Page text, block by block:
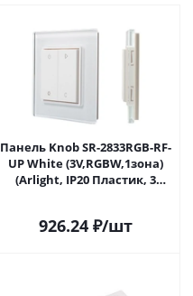
Панель Knob SR-2833RGB-RF-
UP White (3V,RGBW,1зона)
(Arlight, IP20 Пластик, 3
926.24 ₽/шт